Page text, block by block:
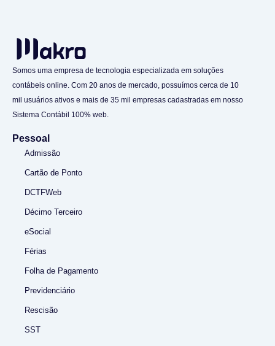
Somos uma empresa de tecnologia especializada em soluções
contábeis online. Com 20 anos de mercado, possuímos cerca de 10
mil usuários ativos e mais de 35 mil empresas cadastradas em nosso
Sistema Contábil 100% web.
Pessoal
Admissão
Cartão de Ponto
DCTFWeb
Décimo Terceiro
eSocial
Férias
Folha de Pagamento
Previdenciário
Rescisão
SST